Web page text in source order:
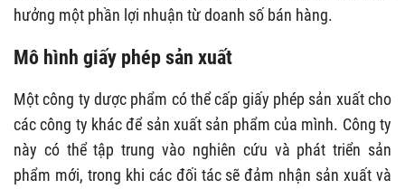
hưởng một phần lợi nhuận từ doanh số bán hàng.
Mô hình giấy phép sản xuất
Một công ty dược phẩm có thể cấp giấy phép sản xuất cho
các công ty khác để sản xuất sản phẩm của mình. Công ty
này có thể tập trung vào nghiên cứu và phát triển sản
phẩm mới, trong khi các đối tác sẽ đảm nhận sản xuất và